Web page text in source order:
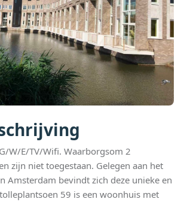
W/E/TV/Wifi. Waarborgsom 2
zijn niet toegestaan. Gelegen aan het
Amsterdam bevindt zich deze unieke en
59 is een woonhuis met